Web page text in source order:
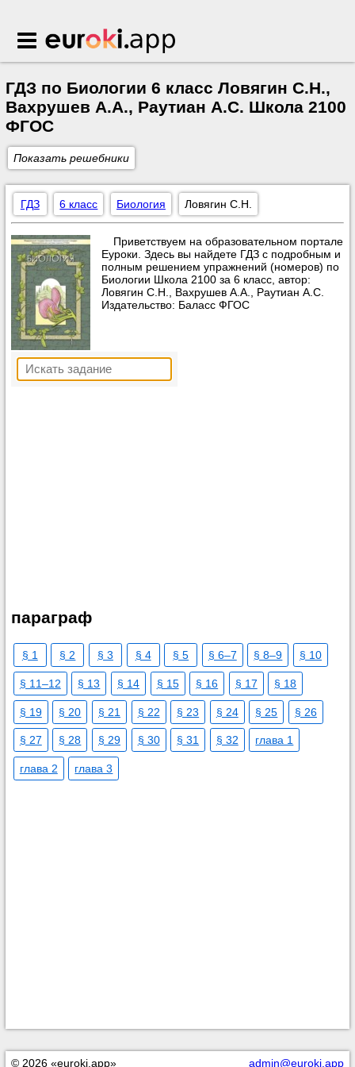
Euroki.app
ГДЗ по Биологии 6 класс Ловягин С.Н.,
Вахрушев А.А., Раутиан А.С. Школа 2100
ФГОС
Показать решебники
ГДЗ 6 класс Биология Ловягин С.Н.
Приветствуем на образовательном портале
Еуроки. Здесь вы найдете ГДЗ с подробным и
полным решением упражнений (номеров) по
Биологии Школа 2100 за 6 класс, автор:
Ловягин С.Н., Вахрушев А.А., Раутиан А.С.
Издательство: Баласс ФГОС
параграф
§ 1 § 2 § 3 § 4 § 5 § 6–7 § 8–9 § 10
§ 11–12 § 13 § 14 § 15 § 16 § 17 § 18
§ 19 § 20 § 21 § 22 § 23 § 24 § 25 § 26
§ 27 § 28 § 29 § 30 § 31 § 32 глава 1
глава 2 глава 3
© 2026 «euroki.app» admin@euroki.app